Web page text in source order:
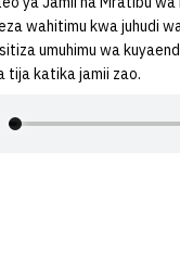
wahitimu kwa juhudi
umuhimu wa
katika jamii zao.